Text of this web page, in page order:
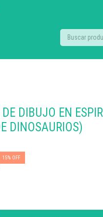
DIBUJO EN
DINOSAURIOS)
15